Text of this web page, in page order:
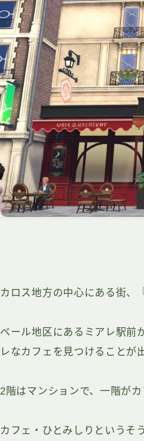
カロス地方の中心にある街、
ベール地区にあるミアレ駅前
レなカフェを見つけることが
2階はマンションで、一階が
カフェ・ひとみしりというそ